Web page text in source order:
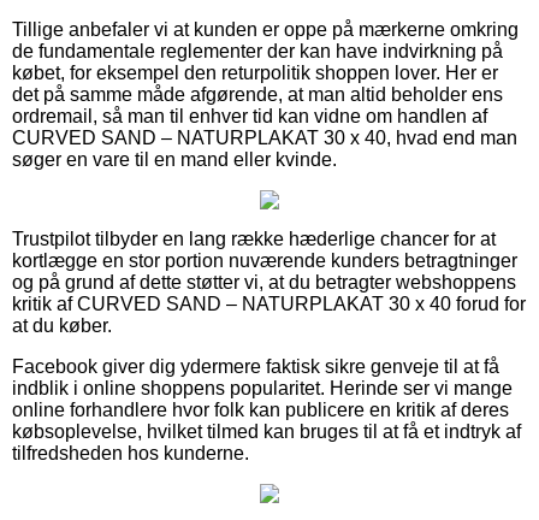
Tillige anbefaler vi at kunden er oppe på mærkerne omkring
de fundamentale reglementer der kan have indvirkning på
købet, for eksempel den returpolitik shoppen lover. Her er
det på samme måde afgørende, at man altid beholder ens
ordremail, så man til enhver tid kan vidne om handlen af
CURVED SAND – NATURPLAKAT 30 x 40, hvad end man
søger en vare til en mand eller kvinde.
Trustpilot tilbyder en lang række hæderlige chancer for at
kortlægge en stor portion nuværende kunders betragtninger
og på grund af dette støtter vi, at du betragter webshoppens
kritik af CURVED SAND – NATURPLAKAT 30 x 40 forud for
at du køber.
Facebook giver dig ydermere faktisk sikre genveje til at få
indblik i online shoppens popularitet. Herinde ser vi mange
online forhandlere hvor folk kan publicere en kritik af deres
købsoplevelse, hvilket tilmed kan bruges til at få et indtryk af
tilfredsheden hos kunderne.